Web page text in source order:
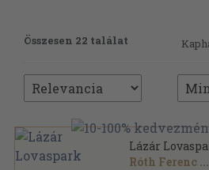
Összesen 22 találat
Lázár
Róth Ferenc ...